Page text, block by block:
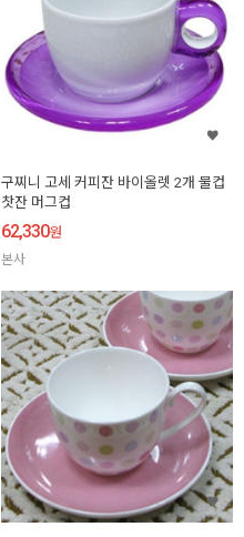
구찌니 고세 커피잔 바이올렛 2개 물컵
찻잔 머그컵
62,330원
본사